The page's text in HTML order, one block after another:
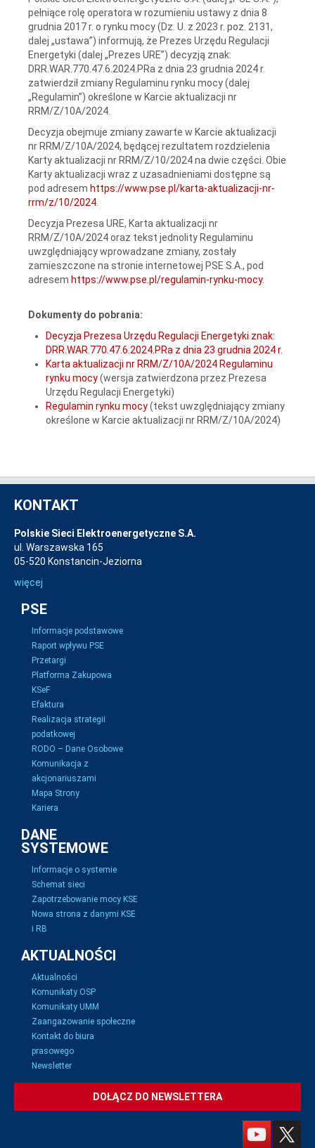
pełniące rolę operatora w rozumieniu ustawy z dnia 8
grudnia 2017 r. o rynku mocy (Dz. U. z 2023 r. poz. 2131,
dalej „ustawa”) informują, że Prezes Urzędu Regulacji
Energetyki (dalej „Prezes URE”) decyzją znak:
DRR.WAR.770.47.6.2024.PRa z dnia 23 grudnia 2024 r.
zatwierdził zmiany Regulaminu rynku mocy (dalej
„Regulamin”) określone w Karcie aktualizacji nr
RRM/Z/10A/2024.
Decyzja obejmuje zmiany zawarte w Karcie aktualizacji
nr RRM/Z/10A/2024, będącej rezultatem rozdzielenia
Karty aktualizacji nr RRM/Z/10/2024 na dwie części. Obie
Karty aktualizacji wraz z uzasadnieniami dostępne są
pod adresem https://www.pse.pl/karta-aktualizacji-nr-
rrm/z/10/2024
Decyzja Prezesa URE, Karta aktualizacji nr
RRM/Z/10A/2024 oraz tekst jednolity Regulaminu
uwzględniający wprowadzane zmiany, zostały
zamieszczone na stronie internetowej PSE S.A., pod
adresem https://www.pse.pl/regulamin-rynku-mocy.
Dokumenty do pobrania:
Decyzja Prezesa Urzędu Regulacji Energetyki znak:
DRR.WAR.770.47.6.2024.PRa z dnia 23 grudnia 2024 r.
Karta aktualizacji nr RRM/Z/10A/2024 Regulaminu
rynku mocy(wersja zatwierdzona przez Prezesa
Urzędu Regulacji Energetyki)
Regulamin rynku mocy(tekst uwzględniający zmiany
określone w Karcie aktualizacji nr RRM/Z/10A/2024)
KONTAKT
Polskie Sieci Elektroenergetyczne S.A.
ul. Warszawska 165
05-520 Konstancin-Jeziorna
więcej
PSE
Informacje podstawowe
Raport wpływu PSE
Przetargi
Platforma Zakupowa
KSeF
Efaktura
Realizacja strategii
podatkowej
RODO – Dane Osobowe
Komunikacja z
akcjonariuszami
Mapa Strony
Kariera
DANE
SYSTEMOWE
Informacje o systemie
Schemat sieci
Zapotrzebowanie mocy KSE
Nowa strona z danymi KSE
i RB
AKTUALNOŚCI
Aktualności
Komunikaty OSP
Komunikaty UMM
Zaangażowanie społeczne
Kontakt do biura
prasowego
Newsletter
DOŁĄCZ DO NEWSLETTERA